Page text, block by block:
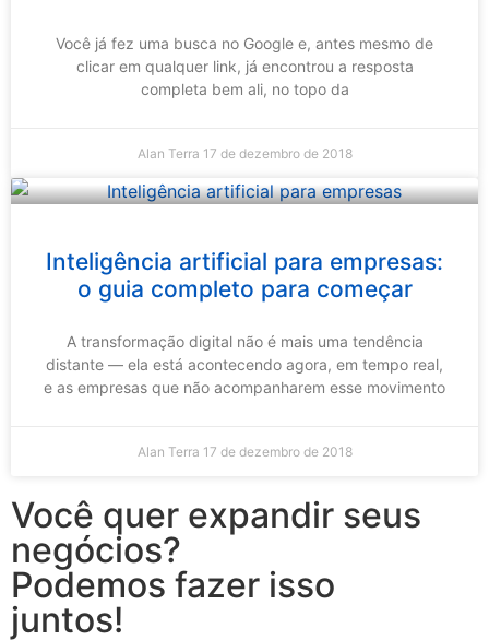
Você já fez uma busca no Google e, antes mesmo de
clicar em qualquer link, já encontrou a resposta
completa bem ali, no topo da
Alan Terra 17 de dezembro de 2018
Inteligência artificial para empresas:
o guia completo para começar
A transformação digital não é mais uma tendência
distante — ela está acontecendo agora, em tempo real,
e as empresas que não acompanharem esse movimento
Alan Terra 17 de dezembro de 2018
Você quer expandir seus
negócios?
Podemos fazer isso
juntos!